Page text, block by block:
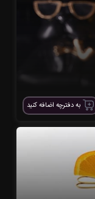
به دفترچه اضافه کنید